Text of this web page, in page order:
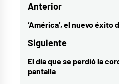
blackpink
blackpink
gomez,
Navegación
de
entradas
Anterior
Entrada
anterior:
‘América’, el nuevo éxito
Siguiente
Entrada
siguiente:
El día que se perdió la
pantalla